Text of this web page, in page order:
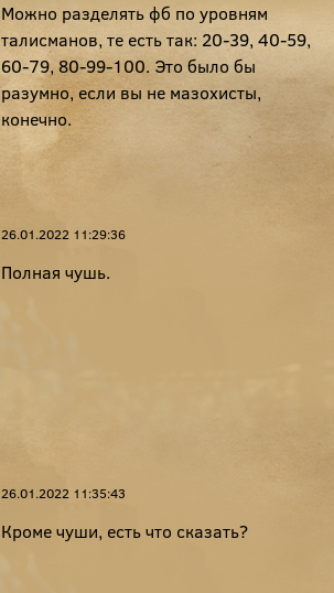
Можно разделять фб по уровням
талисманов, те есть так: 20-39, 40-59,
60-79, 80-99-100. Это было бы
разумно, если вы не мазохисты,
конечно.
26.01.2022 11:29:36
Полная чушь.
26.01.2022 11:35:43
Кроме чуши, есть что сказать?